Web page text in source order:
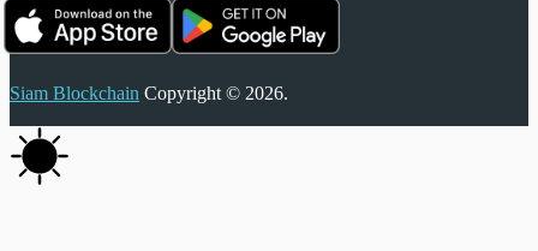
Siam Blockchain Copyright © 2026.